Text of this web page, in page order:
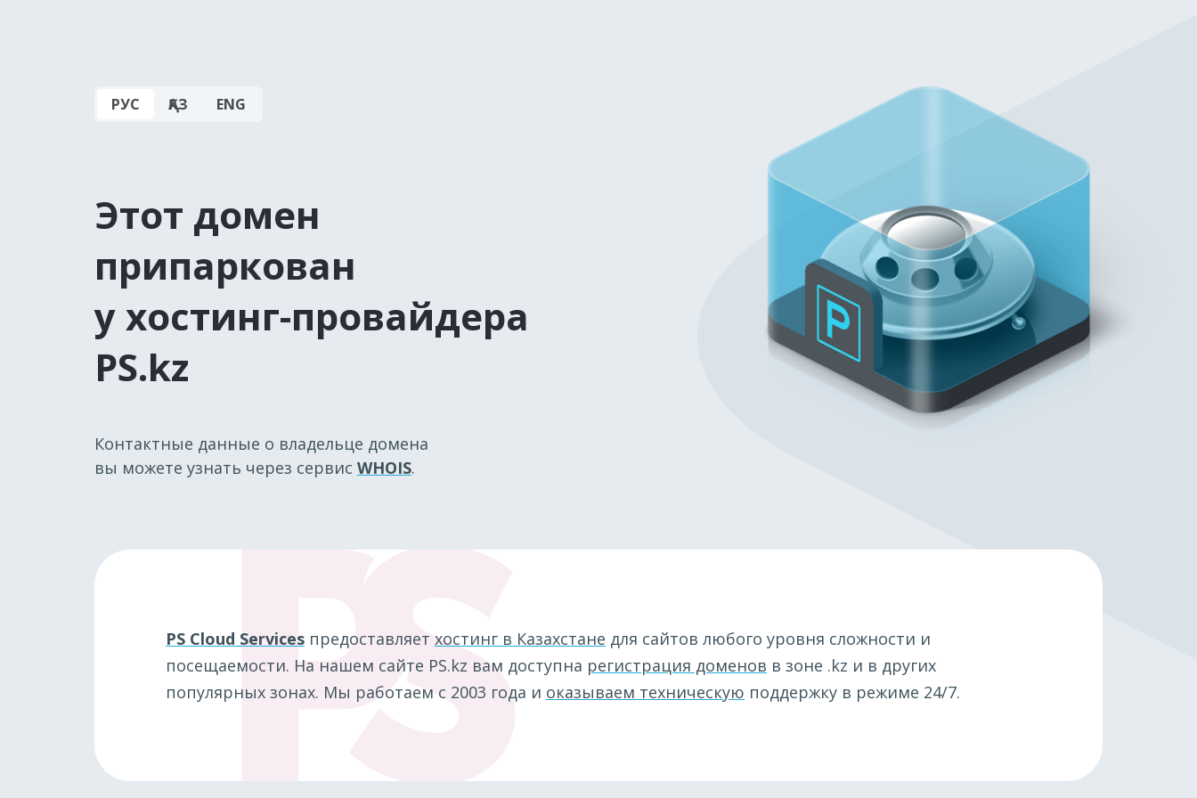
РУС ҚАЗ ENG
Этот домен
припаркован
у хостинг-провайдера
PS.kz
Контактные данные о владельце домена
вы можете узнать через сервис WHOIS.
PS Cloud Services предоставляет хостинг в Казахстане для сайтов любого уровня сложности и
посещаемости. На нашем сайте PS.kz вам доступна регистрация доменов в зоне .kz и в других
популярных зонах. Мы работаем с 2003 года и оказываем техническую поддержку в режиме 24/7.